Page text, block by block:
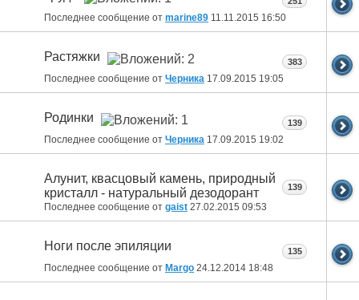
Последнее сообщение от marine89 11.11.2015 16:50
Растяжки
Последнее сообщение от Черника 17.09.2015 19:05
383
Родинки
Последнее сообщение от Черника 17.09.2015 19:02
139
Алунит, квасцовый камень, природный
кристалл - натуральный дезодорант
Последнее сообщение от gaist 27.02.2015 09:53
139
Ноги после эпиляции
Последнее сообщение от Margo 24.12.2014 18:48
135